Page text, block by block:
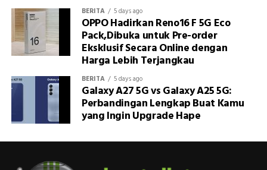
BERITA 5 days ago
OPPO Hadirkan Reno16 F 5G Eco
Pack,Dibuka untuk Pre-order
Eksklusif Secara Online dengan
Harga Lebih Terjangkau
BERITA 5 days ago
Galaxy A27 5G vs Galaxy A25 5G:
Perbandingan Lengkap Buat Kamu
yang Ingin Upgrade Hape